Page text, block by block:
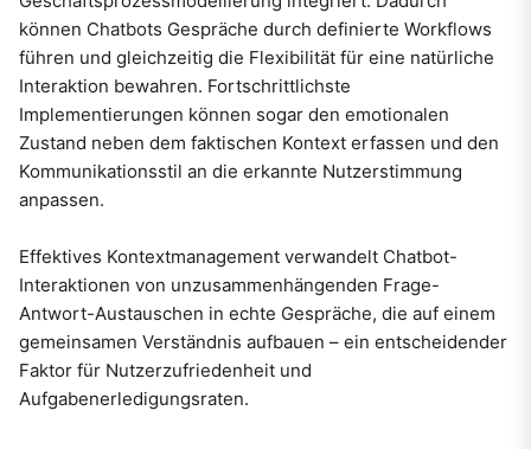
können Chatbots Gespräche durch definierte Workflows
führen und gleichzeitig die Flexibilität für eine natürliche
Interaktion bewahren. Fortschrittlichste
Implementierungen können sogar den emotionalen
Zustand neben dem faktischen Kontext erfassen und den
Kommunikationsstil an die erkannte Nutzerstimmung
anpassen.
Effektives Kontextmanagement verwandelt Chatbot-
Interaktionen von unzusammenhängenden Frage-
Antwort-Austauschen in echte Gespräche, die auf einem
gemeinsamen Verständnis aufbauen – ein entscheidender
Faktor für Nutzerzufriedenheit und
Aufgabenerledigungsraten.